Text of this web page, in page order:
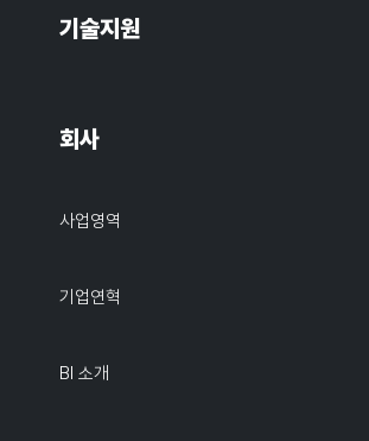
기술지원
회사
사업영역
기업연혁
BI 소개